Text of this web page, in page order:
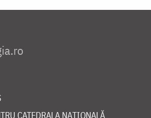
CATEDRALA NAȚIONALĂ